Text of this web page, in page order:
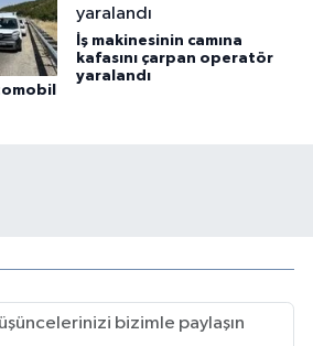
İş makinesinin camına
kafasını çarpan operatör
yaralandı